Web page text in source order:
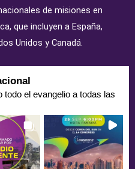
de misiones en
que incluyen a España,
Unidos y Canadá.
todo el evangelio a todas las